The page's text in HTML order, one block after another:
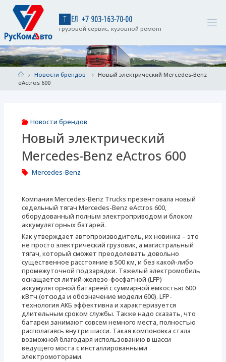
content
Т ЕЛ +7 903-163-70-00
грузовой сервис, кузовной ремонт
HomeНовости брендов
Новый электрический Mercedes-Benz
eActros 600
Новости брендов
Новый электрический
Mercedes-Benz eActros 600
Mercedes-Benz
Компания Mercedes-Benz Trucks презентовала новый
седельный тягач Mercedes-Benz eActros 600,
оборудованный полным электроприводом и блоком
аккумуляторных батарей.
Как утверждает автопроизводитель, их новинка – это
не просто электрический грузовик, а магистральный
тягач, который сможет преодолевать довольно
существенное расстояние в 500 км, и без какой-либо
промежуточной подзарядки. Тяжелый электромобиль
оснащается литий-железо-фосфатной (LFP)
аккумуляторной батареей с суммарной емкостью 600
кВтч (отсюда и обозначение модели 600). LFP-
технология АКБ эффективна и характеризуется
длительным сроком службы. Также надо сказать, что
батареи занимают совсем немного места, полностью
располагаясь внутри шасси. Такая компоновка стала
возможной благодаря использованию в шасси
ведущего моста с инсталлированными
электромоторами.